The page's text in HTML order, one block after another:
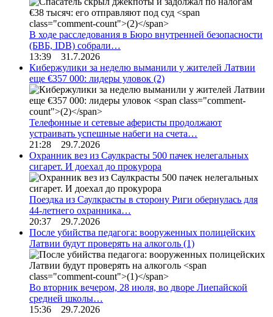
В ходе расследования в Бюро внутренней безопасности
(БВБ, IDB) собрали…
13:39 31.7.2026
Кибержулики за неделю выманили у жителей Латвии
еще €357 000: лидеры уловок (2)
Телефонные и сетевые аферисты продолжают
устраивать успешные набеги на счета…
21:28 29.7.2026
Охранник вез из Саулкрасты 500 пачек нелегальных
сигарет. И доехал до прокурора
Поездка из Саулкрасты в сторону Риги обернулась для
44-летнего охранника…
20:37 29.7.2026
После убийства педагога: вооруженных полицейских
Латвии будут проверять на алкоголь (1)
Во вторник вечером, 28 июля, во дворе Лиепайской
средней школы…
15:36 29.7.2026